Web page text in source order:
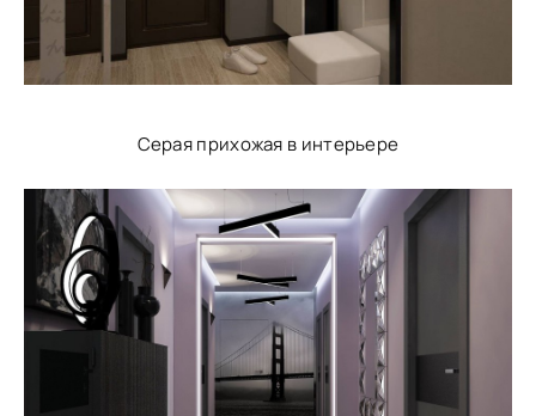
Серая прихожая в интерьере